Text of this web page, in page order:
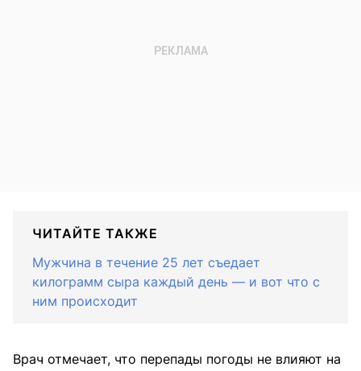
ЧИТАЙТЕ ТАКЖЕ
Мужчина в течение 25 лет съедает
килограмм сыра каждый день — и вот что с
ним происходит
Врач отмечает, что перепады погоды не влияют на